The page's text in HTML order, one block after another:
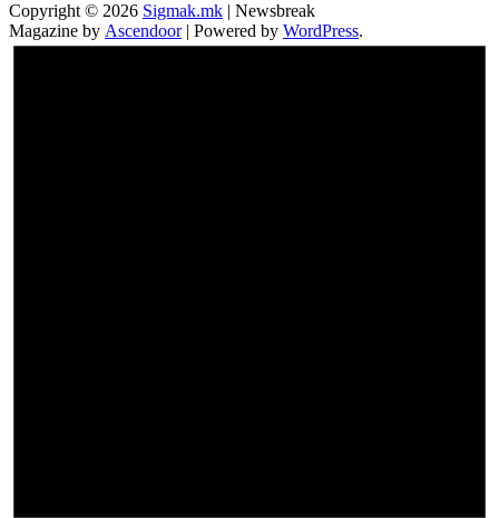
Copyright © 2026 Sigmak.mk | Newsbreak
Magazine by Ascendoor| Powered by WordPress.